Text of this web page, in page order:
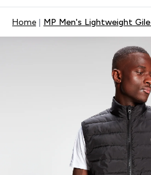
Home MP Men's Lightweight